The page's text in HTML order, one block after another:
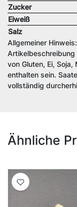
Zucker
Eiweiß
Salz
Allgemeiner
Artikelbeschreibung
von Gluten, Ei,
enthalten sein.
vollständig
Ähnliche